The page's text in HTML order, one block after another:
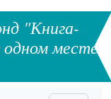
"Книга-
одном месте